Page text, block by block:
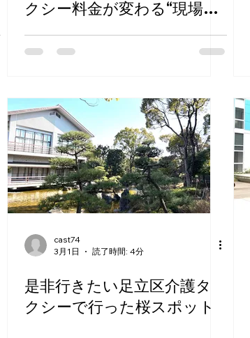
クシー料金が変わる“現場の
cast74
3月1日
読了時間: 4分
是非行きたい足立区介護タ
クシーで行った桜スポット